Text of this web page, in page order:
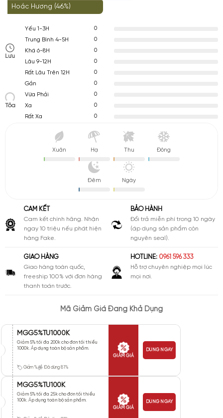
Hoắc Hương (46%)
Lưu
Yếu 1-3H
0
Trung Bình 4-5H
0
Khá 6-8H
0
Lâu 9-12H
0
Rất Lâu Trên 12H
0
Tỏa
Gần
0
Vừa Phải
0
Xa
0
Rất Xa
0
Xuân Hạ Thu Đông
Đêm Ngày
CAM KẾT
Cam kết chính hãng. Nhận
ngay 10 triệu nếu phát hiện
hàng Fake.
BẢO HÀNH
Đổi trả miễn phí trong 10 ngày
(áp dụng sản phẩm còn
nguyên seal).
GIAO HÀNG
Giao hàng toàn quốc,
freeship 100% với đơn hàng
thanh toán trước.
HOTLINE: 0961 596 333
Hỗ trợ chuyên nghiệp mọi lúc
mọi nơi.
Mã Giảm Giá Đang Khả Dụng
MGG5%TU1000K
Giảm 5% tối đa 200k cho đơn tối thiểu
1000k. Áp dụng toàn bộ sản phẩm.
Giảm % Đã dùng 81%
GIẢM GIÁ
DÙNG NGAY
MGG5%TU100K
Giảm 5% tối đa 25k cho đơn tối thiểu
100k. Áp dụng toàn bộ sản phẩm.
GIẢM GIÁ
DÙNG NGAY